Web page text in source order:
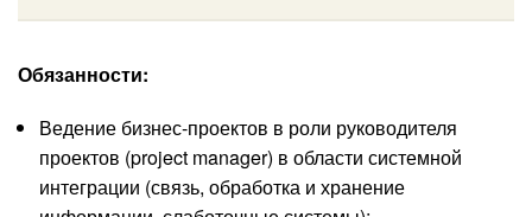
Обязанности:
Ведение бизнес-проектов в роли руководителя
проектов (project manager) в области системной
интеграции (связь, обработка и хранение